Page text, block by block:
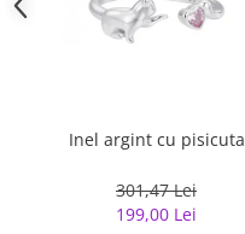
Inel argint cu pisicuta
301,47 Lei
199,00 Lei